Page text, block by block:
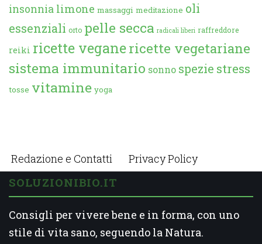
insonnia limone massaggi meditazione oli
essenziali orto pelle secca radicali liberi raffreddore
reiki ricette veganericette vegetariane
sistema immunitario sonno spezie stress
tosse vitamine yoga
Redazione e Contatti Privacy Policy
SOLUZIONIBIO.IT
Consigli per vivere bene e in forma, con uno
stile di vita sano, seguendo la Natura.